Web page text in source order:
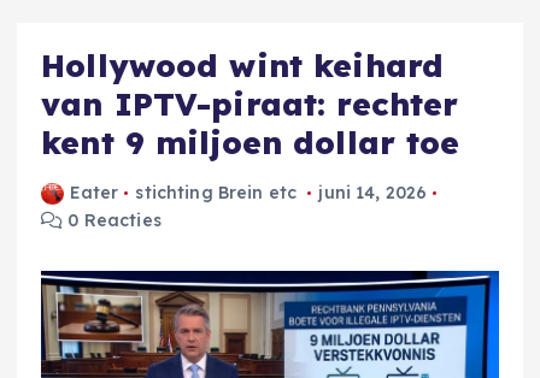
Hollywood wint keihard
van IPTV-piraat: rechter
kent 9 miljoen dollar toe
Eater stichting Brein etc
juni 14, 2026
0 Reacties